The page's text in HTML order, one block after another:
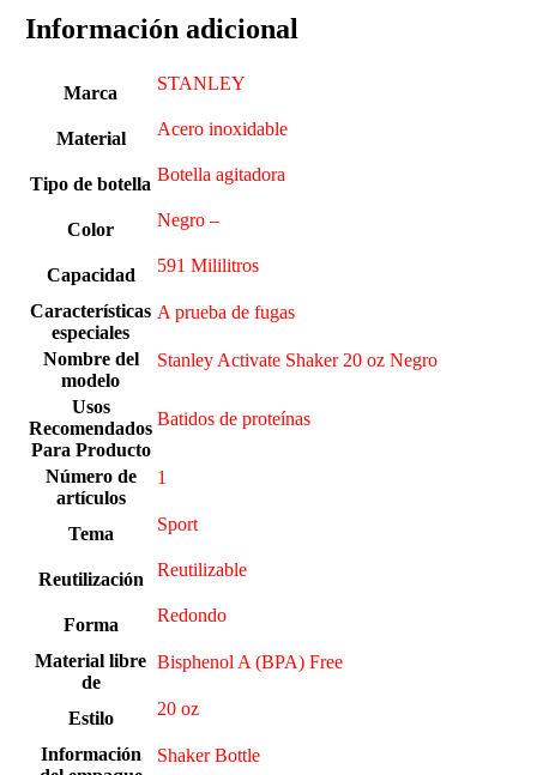
Información adicional
Marca STANLEY
Material ‎Acero inoxidable
Tipo de botella ‎Botella agitadora
Color Negro –
Capacidad 591 Mililitros
Características
especiales
A prueba de fugas
Nombre del
modelo
Stanley Activate Shaker 20 oz Negro
Usos
Recomendados
Para Producto
Batidos de proteínas
Número de
artículos
‎1
Tema Sport
Reutilización ‎Reutilizable
Forma ‎Redondo
Material libre
de
Bisphenol A (BPA) Free
Estilo 20 oz
Información
Shaker Bottle